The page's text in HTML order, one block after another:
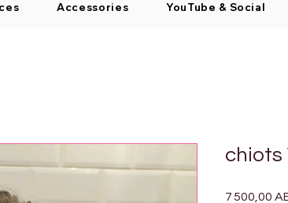
Accessories YouTube & Social
chiots
7 500,00